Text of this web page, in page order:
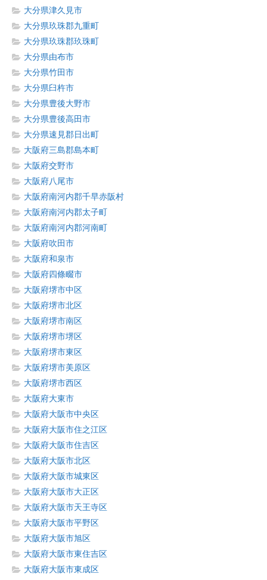
大分県津久見市
大分県玖珠郡九重町
大分県玖珠郡玖珠町
大分県由布市
大分県竹田市
大分県臼杵市
大分県豊後大野市
大分県豊後高田市
大分県速見郡日出町
大阪府三島郡島本町
大阪府交野市
大阪府八尾市
大阪府南河内郡千早赤阪村
大阪府南河内郡太子町
大阪府南河内郡河南町
大阪府吹田市
大阪府和泉市
大阪府四條畷市
大阪府堺市中区
大阪府堺市北区
大阪府堺市南区
大阪府堺市堺区
大阪府堺市東区
大阪府堺市美原区
大阪府堺市西区
大阪府大東市
大阪府大阪市中央区
大阪府大阪市住之江区
大阪府大阪市住吉区
大阪府大阪市北区
大阪府大阪市城東区
大阪府大阪市大正区
大阪府大阪市天王寺区
大阪府大阪市平野区
大阪府大阪市旭区
大阪府大阪市東住吉区
大阪府大阪市東成区